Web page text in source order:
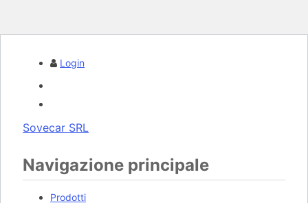
Login
Sovecar SRL
Navigazione principale
Prodotti